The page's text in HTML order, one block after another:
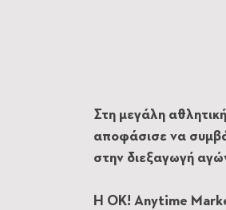
Στη μεγάλη
αποφάσισε να
στην διεξαγωγή
Η OK! Anytime